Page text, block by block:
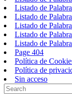
Listado de
Listado de
Listado de
Listado de
Listado de
Page 404
Política de
Política de
Sin acceso